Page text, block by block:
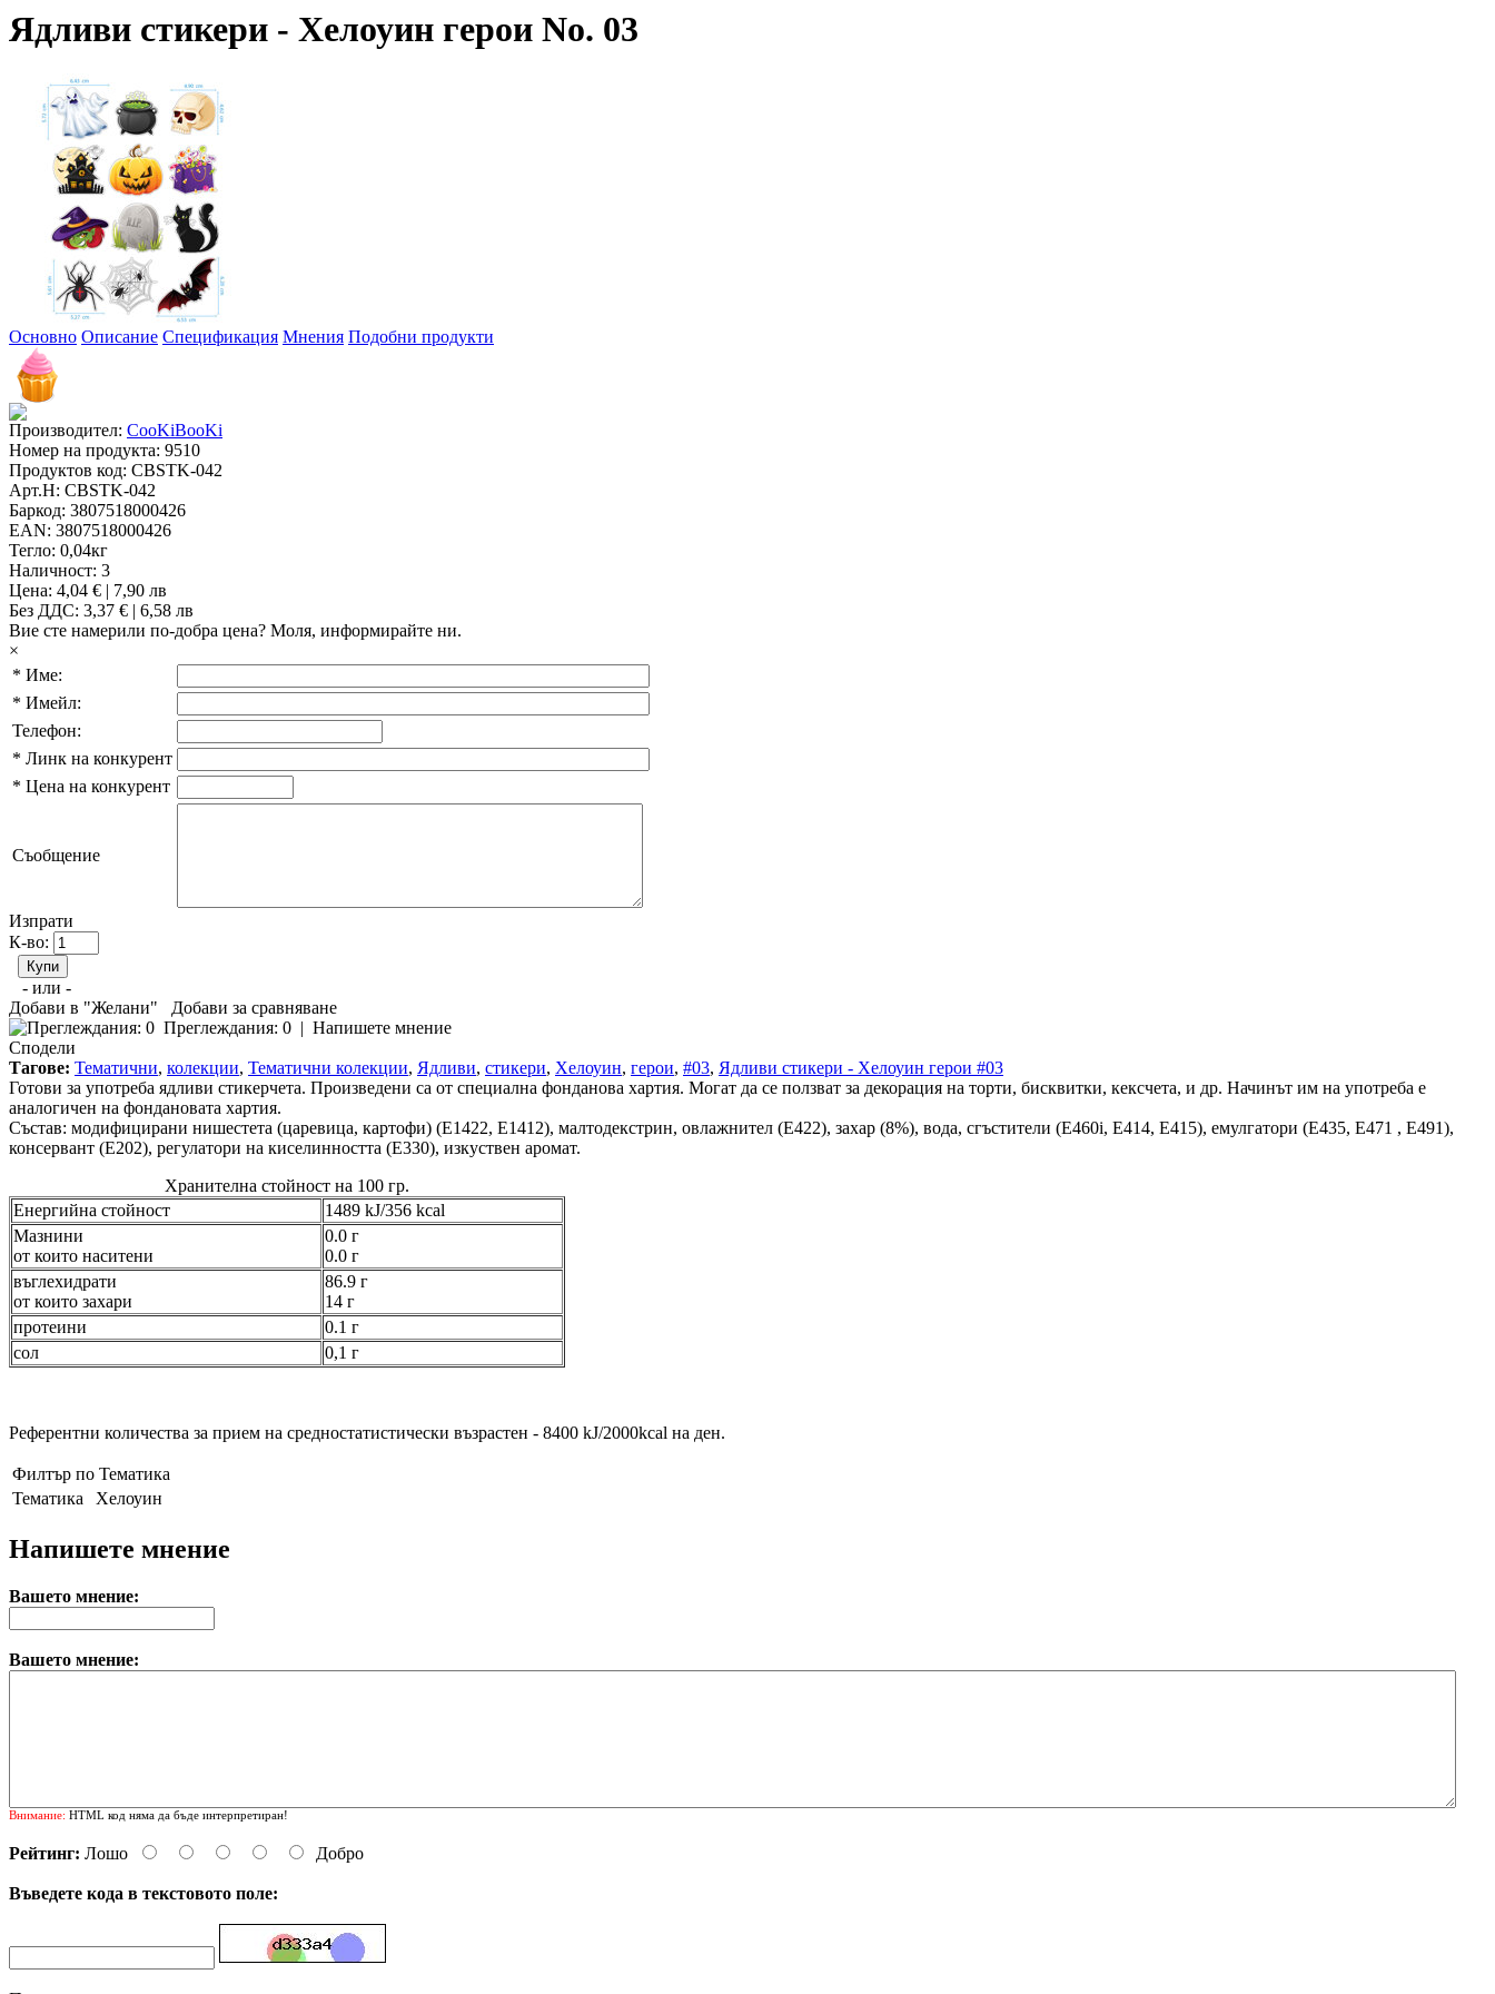
Ядливи стикери - Хелоуин герои No. 03
Основно Описание Спецификация Мнения Подобни продукти
Производител: CooKiBooKi
Номер на продукта: 9510
Продуктов код: CBSTK-042
Арт.Н: CBSTK-042
Баркод: 3807518000426
EAN: 3807518000426
Тегло: 0,04кг
Наличност: 3
Цена: 4,04 € | 7,90 лв
Без ДДС: 3,37 € | 6,58 лв
Вие сте намерили по-добра цена? Моля, информирайте ни.
×
* Име:
* Имейл:
Телефон:
* Линк на конкурент
* Цена на конкурент
Съобщение
Изпрати
К-во:
- или -
Добави в "Желани"
Добави за сравняване
Преглеждания: 0 | Напишете мнение
Сподели
Тагове: Тематични, колекции, Тематични колекции, Ядливи, стикери, Хелоуин, герои, #03, Ядливи стикери - Хелоуин герои #03
Готови за употреба ядливи стикерчета. Произведени са от специална фонданова хартия. Могат да се ползват за декорация на торти, бисквитки, кексчета, и др. Начинът им на употреба е
аналогичен на фондановата хартия.
Състав: модифицирани нишестета (царевица, картофи) (E1422, E1412), малтодекстрин, овлажнител (E422), захар (8%), вода, сгъстители (E460i, E414, E415), емулгатори (E435, E471 , E491),
консервант (E202), регулатори на киселинността (E330), изкуствен аромат.
Хранителна стойност на 100 гр.
Енергийна стойност
1489 kJ/356 kcal
Мазнини
от които наситени
0.0 г
0.0 г
въглехидрати
от които захари
86.9 г
14 г
протеини
0.1 г
сол
0,1 г
Референтни количества за прием на средностатистически възрастен - 8400 kJ/2000kcal на ден.
Филтър по Тематика
Тематика
Хелоуин
Напишете мнение
Вашето мнение:
Вашето мнение:
Внимание: HTML код няма да бъде интерпретиран!
Рейтинг: Лошо Добро
Въведете кода в текстовото поле: